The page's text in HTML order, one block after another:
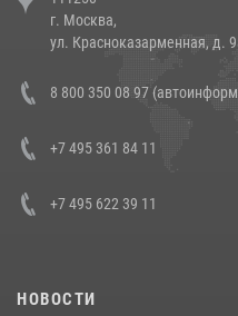
14 июля 2026, 12:20
В Росгвардии прошла военно-
боевого опыта
г. Москва,
ул. Красноказарменная, д.
8 800 350 08 97
+7 495 361 84 11
+7 495 622 39 11
НОВОСТИ